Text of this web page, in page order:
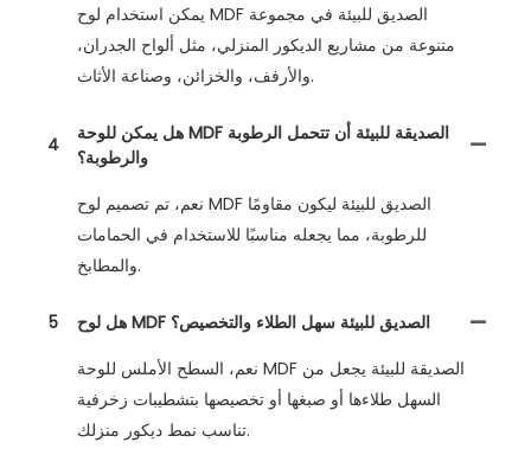
يمكن استخدام لوح MDF الصديق للبيئة في مجموعة
متنوعة من مشاريع الديكور المنزلي، مثل ألواح الجدران،
والأرفف، والخزائن، وصناعة الأثاث.
4
هل يمكن للوحة MDF الصديقة للبيئة أن تتحمل الرطوبة
والرطوبة؟
نعم، تم تصميم لوح MDF الصديق للبيئة ليكون مقاومًا
للرطوبة، مما يجعله مناسبًا للاستخدام في الحمامات
والمطابخ.
5
هل لوح MDF الصديق للبيئة سهل الطلاء والتخصيص؟
نعم، السطح الأملس للوحة MDF الصديقة للبيئة يجعل من
السهل طلاءها أو صبغها أو تخصيصها بتشطيبات زخرفية
تناسب نمط ديكور منزلك.